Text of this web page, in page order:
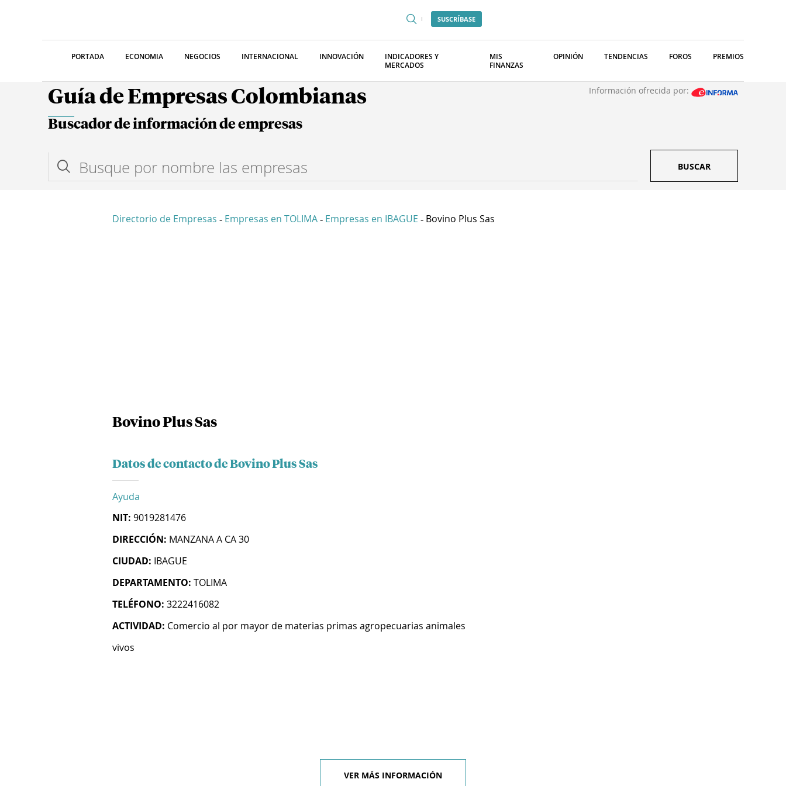
SUSCRÍBASE
PORTADA ECONOMIA NEGOCIOS INTERNACIONAL INNOVACIÓN
INDICADORES Y
MERCADOS
MIS
FINANZAS
OPINIÓN TENDENCIAS FOROS PREMIOS
Guía de Empresas Colombianas Información ofrecida por:
Buscador de información de empresas
BUSCAR
Directorio de Empresas - Empresas en TOLIMA - Empresas en IBAGUE - Bovino Plus Sas
Bovino Plus Sas
Datos de contacto de Bovino Plus Sas
Ayuda
NIT: 9019281476
DIRECCIÓN: MANZANA A CA 30
CIUDAD: IBAGUE
DEPARTAMENTO: TOLIMA
TELÉFONO: 3222416082
ACTIVIDAD: Comercio al por mayor de materias primas agropecuarias animales
vivos
VER MÁS INFORMACIÓN